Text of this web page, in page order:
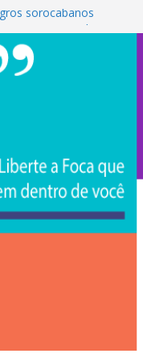
sorocabanos
artista do
2026 promove